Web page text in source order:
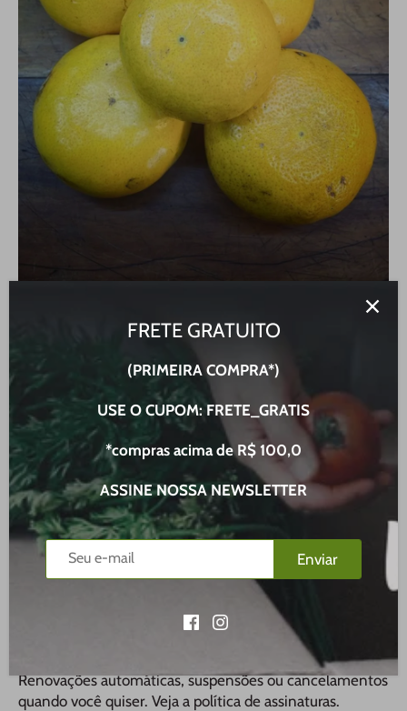
Mexerica murgote orgânica kg
R$ 12,00
Compra única
Frequência de entrega
Entrega semanal, 5% de desconto
R$ 11,40 BRL
R$ 11,40 BRL
Renovações automáticas, suspensões ou cancelamentos
quando você quiser. Veja a política de assinaturas.
FRETE GRATUITO
(PRIMEIRA COMPRA*)
USE O CUPOM: FRETE_GRATIS
*compras acima de R$ 100,0
ASSINE NOSSA NEWSLETTER
Enviar